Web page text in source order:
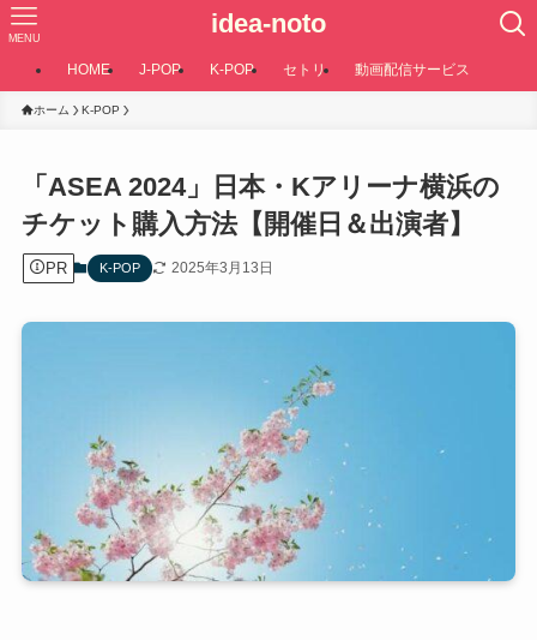
idea-noto
MENU
HOME J-POP K-POP セトリ 動画配信サービス
ホーム K-POP
「ASEA 2024」日本・Kアリーナ横浜の
チケット購入方法【開催日＆出演者】
PR K-POP 2025年3月13日